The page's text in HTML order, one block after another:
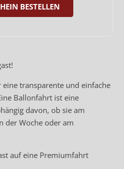
BESTELLEN
transparente und einfache
Ballonfahrt ist eine
davon, ob sie am
der Woche oder am
auf eine Premiumfahrt